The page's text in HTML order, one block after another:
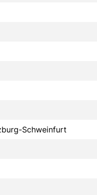
Schweinfurt